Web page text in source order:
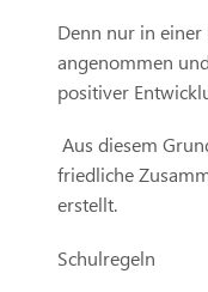
Denn nur in einer
angenommen
positiver
Aus diesem
friedliche
erstellt.
Schulregeln